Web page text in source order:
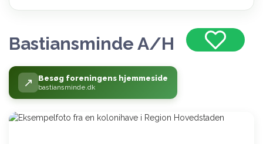
Bastiansminde A/H
↗ Besøg foreningens hjemmeside
bastiansminde.dk